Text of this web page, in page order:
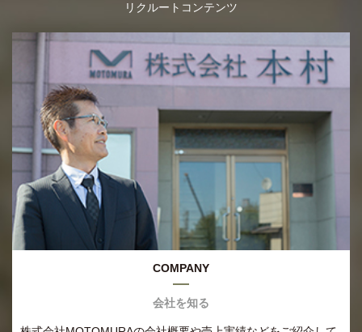
リクルートコンテンツ
COMPANY
会社を知る